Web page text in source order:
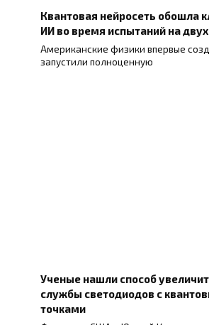
Квантовая нейросеть обошла
ИИ во время испытаний на
Американские физики впервые
запустили полноценную
Ученые нашли способ
службы светодиодов с
точками